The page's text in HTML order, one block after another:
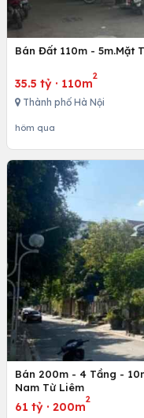
Bán Đất 110m - 5m.Mặt
35.5 tỷ · 110m
2
Thành phố Hà Nội
hôm qua
Bán 200m - 4 Tầng -
Nam Từ Liêm
61 tỷ · 200m
2